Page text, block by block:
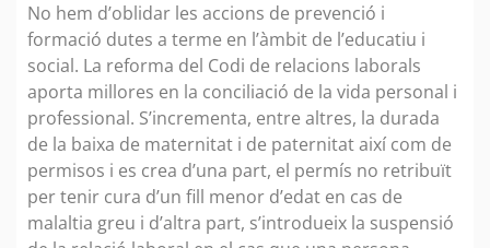
No hem d’oblidar les accions de prevenció i
formació dutes a terme en l’àmbit de l’educatiu i
social. La reforma del Codi de relacions laborals
aporta millores en la conciliació de la vida personal i
professional. S’incrementa, entre altres, la durada
de la baixa de maternitat i de paternitat així com de
permisos i es crea d’una part, el permís no retribuït
per tenir cura d’un fill menor d’edat en cas de
malaltia greu i d’altra part, s’introdueix la suspensió